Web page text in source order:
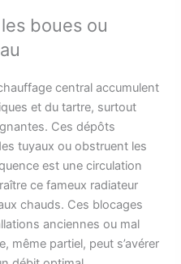
boues ou
central accumulent
et du tartre, surtout
Ces dépôts
tuyaux ou obstruent les
est une circulation
ce fameux radiateur
chauds. Ces blocages
anciennes ou mal
même partiel, peut s’avérer